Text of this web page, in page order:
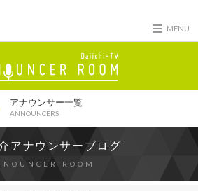
MENU
アナウンサー一覧
ANNOUNCERS
アナウンサーブログ
ROOM